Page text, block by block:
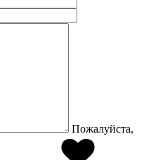
Пожалуйста,